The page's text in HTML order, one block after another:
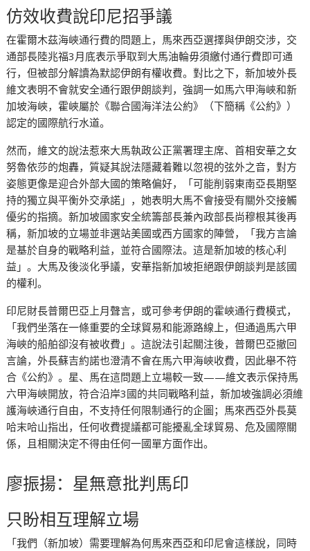
仿效收費說印尼招爭議
在霍爾木茲海峽通行費的問題上，馬來西亞選擇與伊朗交涉，交
通部長陸兆福3月底表示爭取到大馬油輪毋須繳付通行費即可通
行，但被部分解讀為默認伊朗有權收費。對比之下，新加坡外長
維文表明不會就安全通行跟伊朗談判，強調一如馬六甲海峽和新
加坡海峽，霍峽屬於《聯合國海洋法公約》（下簡稱《公約》）
認定的國際航行水道。
然而，維文的說法惹來大馬執政公正黨署理主席、首相安華之女
努魯依莎的炮轟，質疑其說法隱藏着難以忽視的弦外之音，對方
姿態更像是迎合外部大國的策略偏好，「可能削弱東南亞長期堅
持的獨立與平衡外交承諾」，她表明大馬不會接受有關外交接觸
優劣的指摘。新加坡國家安全統籌部長兼內政部長尚穆根其後再
稱，新加坡的立場並非選站美國或西方國家的陣營，「我方言論
是基於自身的戰略利益，並符合國際法。這是新加坡的核心利
益」。大馬及後淡化爭議，安華指新加坡拒絕跟伊朗談判是該國
的權利。
印尼財長普爾巴亞上月聲言，或可參考伊朗的霍峽通行費模式，
「我們坐落在一條重要的全球貿易和能源路線上，但通過馬六甲
海峽的船舶卻沒有被收費」。這說法引起關注後，普爾巴亞撤回
言論，外長蘇吉約諾也澄清不會在馬六甲海峽收費，因此舉不符
合《公約》。星、馬在這問題上立場較一致——維文表示保持馬
六甲海峽開放，符合沿岸3國的共同戰略利益，新加坡強調必須維
護海峽通行自由，不支持任何限制通行的企圖；馬來西亞外長莫
哈末哈山指出，任何收費提議都可能擾亂全球貿易、危及國際關
係，且相關決定不得由任何一國單方面作出。
廖振揚：星無意批判馬印
只盼相互理解立場
「我們（新加坡）需要理解為何馬來西亞和印尼會這樣說，同時